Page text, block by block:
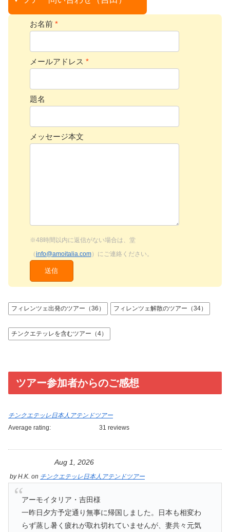
お名前 *
メールアドレス *
題名
メッセージ本文
※48時間以内に返信がない場合は、堂
（info@amoitalia.com）にご連絡ください。
フィレンツェ出発のツアー（36） フィレンツェ解散のツアー（34）
チンクエテッレを含むツアー（4）
ツアー参加者からのご感想
チンクエテッレ日本人アテンドツアー
Average rating:
31 reviews
Aug 1, 2026
byH.K. on チンクエテッレ日本人アテンドツアー
アーモイタリア・吉田様
一昨日夕方予定通り無事に帰国しました。日本も相変わ
らず蒸し暑く疲れが取れ切れていませんが、妻共々元気